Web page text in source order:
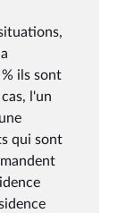
ils sont
l'un
qui sont